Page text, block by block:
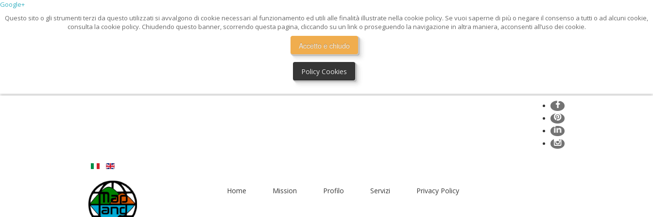
Google+
Questo sito o gli strumenti terzi da questo utilizzati si avvalgono di cookie necessari al funzionamento ed utili alle finalità illustrate nella cookie policy. Se vuoi saperne di più o negare il consenso a tutti o ad alcuni cookie,
consulta la cookie policy. Chiudendo questo banner, scorrendo questa pagina, cliccando su un link o proseguendo la navigazione in altra maniera, acconsenti all’uso dei cookie.
Accetto e chiudo
Policy Cookies
Home Mission Profilo Servizi Privacy Policy